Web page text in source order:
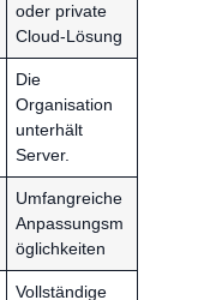
oder private
Cloud-Lösung
Die
Organisation
unterhält
Server.
Umfangreiche
Anpassungsm
öglichkeiten
Vollständige